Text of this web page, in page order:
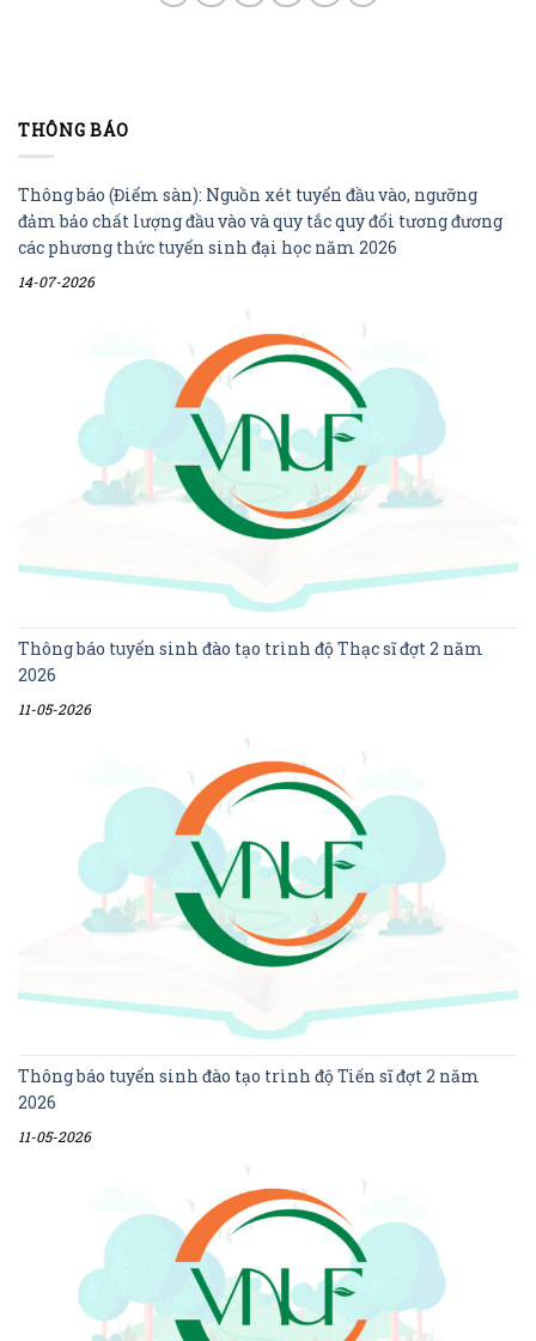
THÔNG BÁO
Thông báo (Điểm sàn): Nguồn xét tuyển đầu vào, ngưỡng
đảm bảo chất lượng đầu vào và quy tắc quy đổi tương đương
các phương thức tuyển sinh đại học năm 2026
14-07-2026
Thông báo tuyển sinh đào tạo trình độ Thạc sĩ đợt 2 năm
2026
11-05-2026
Thông báo tuyển sinh đào tạo trình độ Tiến sĩ đợt 2 năm
2026
11-05-2026